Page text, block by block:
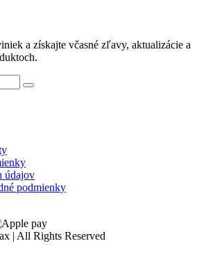
a získajte včasné zľavy, aktualizácie a
údajov
podmienky
| All Rights Reserved